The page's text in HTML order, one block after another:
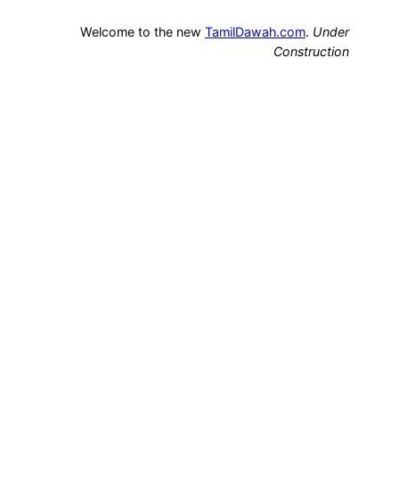
Welcome to the new TamilDawah.com. Under
Construction